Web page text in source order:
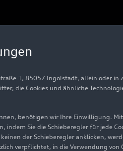
1, 85057 Ingolstadt, allein oder
die Cookies und ähnliche
benötigen wir Ihre Einwilligung.
indem Sie die Schieberegler für jede
der Schieberegler anklicken,
verpflichtet, in die Verwendung